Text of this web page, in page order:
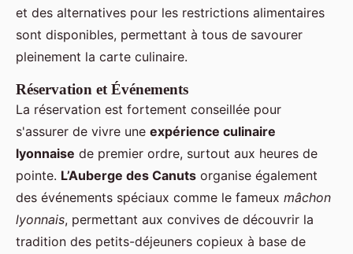
et des alternatives pour les restrictions alimentaires
sont disponibles, permettant à tous de savourer
pleinement la carte culinaire.
Réservation et Événements
La réservation est fortement conseillée pour
s'assurer de vivre une expérience culinaire
lyonnaise de premier ordre, surtout aux heures de
pointe. L’Auberge des Canuts organise également
des événements spéciaux comme le fameux mâchon
lyonnais, permettant aux convives de découvrir la
tradition des petits-déjeuners copieux à base de